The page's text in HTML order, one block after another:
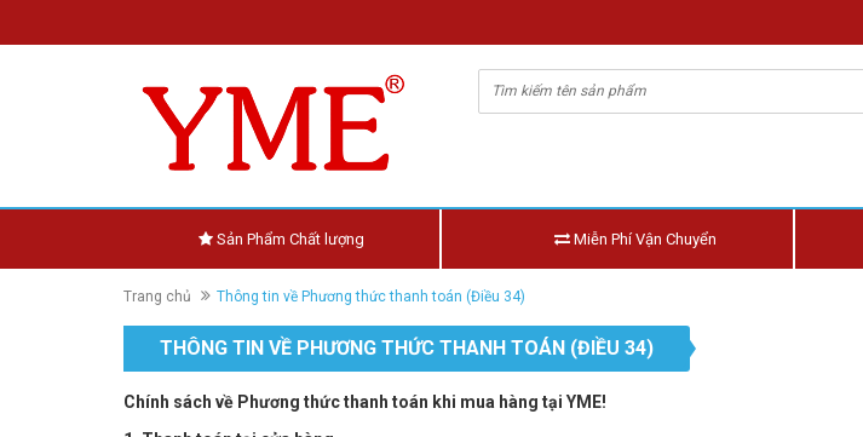
Sản Phẩm Chất lượng Miễn Phí Vận Chuyển
Trang chủ Thông tin về Phương thức thanh toán (Điều 34)
THÔNG TIN VỀ PHƯƠNG THỨC THANH TOÁN (ĐIỀU 34)
Chính sách về Phương thức thanh toán khi mua hàng tại YME!